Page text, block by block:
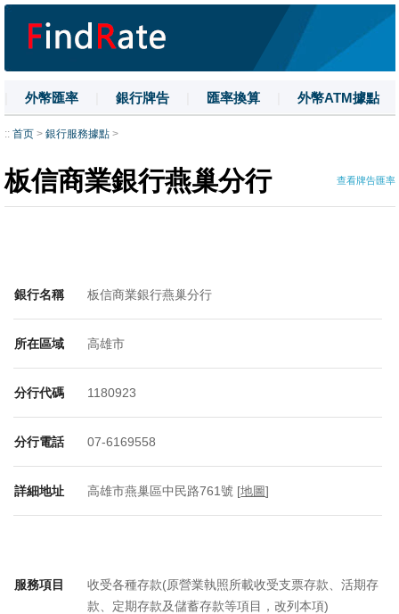
外幣匯率 銀行牌告 匯率換算 外幣ATM據點
| 名詞解釋 | 換匯技巧
:: 首页 > 銀行服務據點 >
板信商業銀行燕巢分行 查看牌告匯率
銀行名稱 板信商業銀行燕巢分行
所在區域 高雄市
分行代碼 1180923
分行電話 07-6169558
詳細地址 高雄市燕巢區中民路761號 [地圖]
服務項目
收受各種存款(原營業執照所載收受支票存款、活期存
款、定期存款及儲蓄存款等項目，改列本項)